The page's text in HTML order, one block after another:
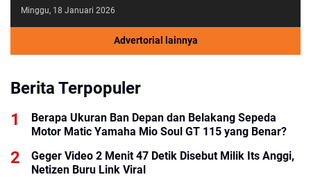
Minggu, 18 Januari 2026
Advertorial lainnya
Berita Terpopuler
Berapa Ukuran Ban Depan dan Belakang Sepeda
Motor Matic Yamaha Mio Soul GT 115 yang Benar?
Geger Video 2 Menit 47 Detik Disebut Milik Its Anggi,
Netizen Buru Link Viral